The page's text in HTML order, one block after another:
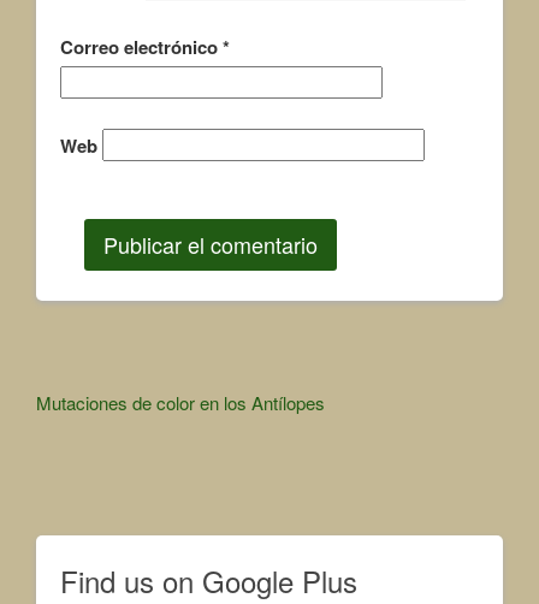
Correo electrónico*
Web
Other
Mutaciones de color en los Antílopes
Find us on Google Plus